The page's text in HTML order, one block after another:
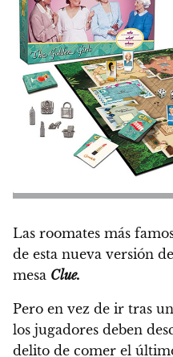
Las roomates más
de esta nueva versión
mesa Clue.
Pero en vez de ir tras
los jugadores deben
delito de comer el